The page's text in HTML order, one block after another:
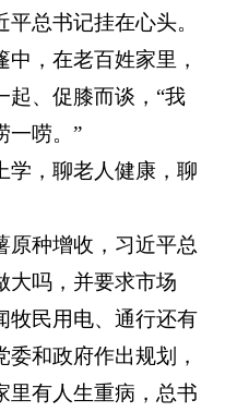
总书记挂在心头。
，在老百姓家里，
起、促膝而谈，“我
一唠。”
学，聊老人健康，聊
原种增收，习近平总
大吗，并要求市场
牧民用电、通行还有
和政府作出规划，
里有人生重病，总书